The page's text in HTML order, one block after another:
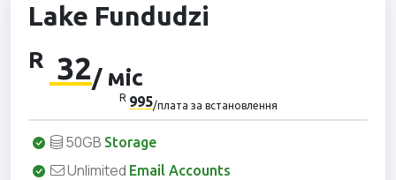
Lake Fundudzi
R 32/ міс
R 995/плата за встановлення
50GB Storage
Unlimited Email Accounts